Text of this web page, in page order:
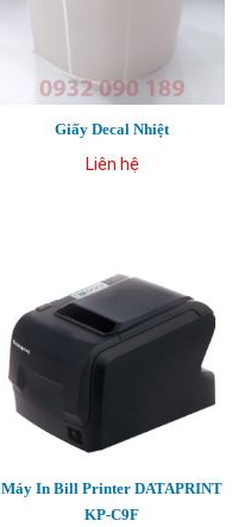
Giấy Decal Nhiệt
Liên hệ
Máy In Bill Printer DATAPRINT
KP-C9F